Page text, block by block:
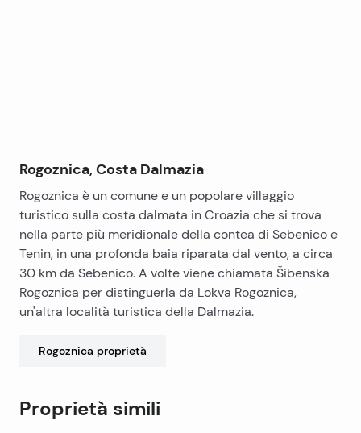
Rogoznica, Costa Dalmazia
Rogoznica è un comune e un popolare villaggio
turistico sulla costa dalmata in Croazia che si trova
nella parte più meridionale della contea di Sebenico e
Tenin, in una profonda baia riparata dal vento, a circa
30 km da Sebenico. A volte viene chiamata Šibenska
Rogoznica per distinguerla da Lokva Rogoznica,
un'altra località turistica della Dalmazia.
Rogoznica proprietà
Proprietà simili